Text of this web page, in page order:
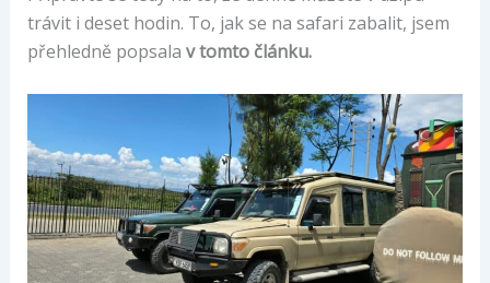
trávit i deset hodin. To, jak se na safari zabalit, jsem
přehledně popsala v tomto článku.